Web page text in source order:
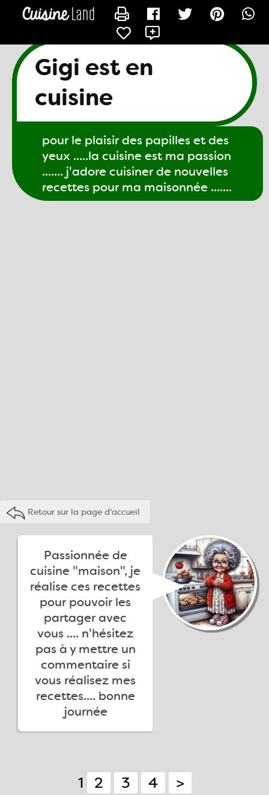
Gigi est en
cuisine
pour le plaisir des papilles et des
yeux .....la cuisine est ma passion
....... j'adore cuisiner de nouvelles
recettes pour ma maisonnée .......
Retour sur la page d'accueil
Passionnée de
cuisine "maison", je
réalise ces recettes
pour pouvoir les
partager avec
vous .... n'hésitez
pas à y mettre un
commentaire si
vous réalisez mes
recettes.... bonne
journée
1 2 3 4 >
CONTACTER GIGI61